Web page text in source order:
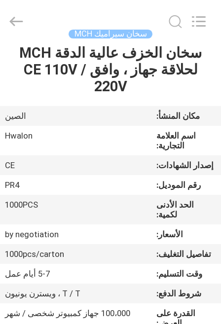
بيت
معلومات
جولة
المصنع
مراقبة
الجودة
اتصل
سخان سيراميك MCH
سخان الخزف عالية الدقة MCH
لحلاقة جهاز ، وافق CE 110V /
220V
مكان المنشأ:
الصين
اسم العلامة
التجارية:
Hwalon
إصدار الشهادات:
CE
رقم الموديل:
PR4
الحد الأدنى
لكمية:
1000PCS
الأسعار:
by negotiation
تفاصيل التغليف:
1000pcs/carton
وقت التسليم:
5-7 أيام عمل
شروط الدفع:
T / T ، ويسترن يونيون
القدرة على
100،000 جهاز كمبيوتر شخصى / شهر